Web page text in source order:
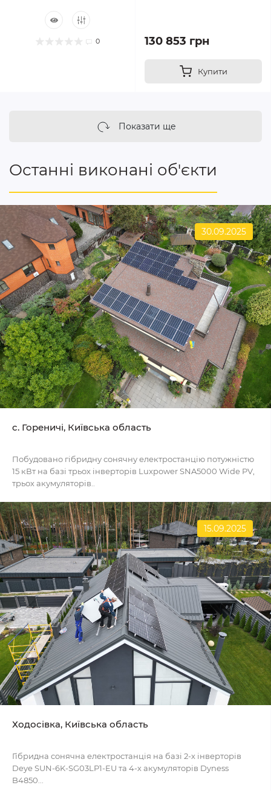
0 130 853 грн
Купити
Показати ще
Останні виконані об'єкти
30.09.2025
c. Гореничі, Київська область
Побудовано гібридну сонячну електростанцію потужністю
15 кВт на базі трьох інверторів Luxpower SNA5000 Wide PV,
трьох акумуляторів..
15.09.2025
Ходосівка, Київська область
Гібридна сонячна електростанція на базі 2-х інверторів
Deye SUN-6K-SG03LP1-EU та 4-х акумуляторів Dyness
B4850...